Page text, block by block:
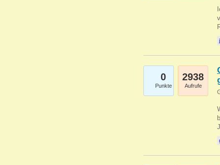
0
Punkte
2938
Aufrufe